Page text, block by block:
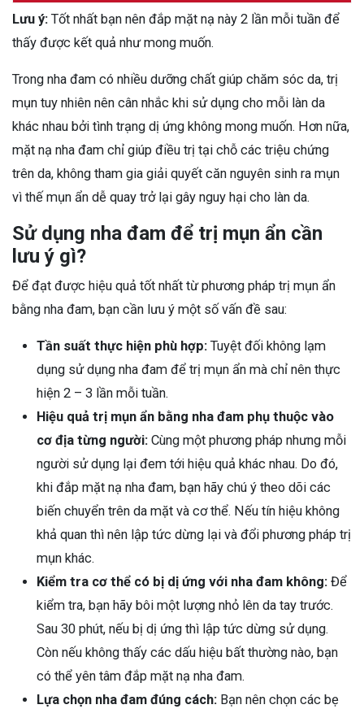
Lưu ý: Tốt nhất bạn nên đắp mặt nạ này 2 lần mỗi tuần để
thấy được kết quả như mong muốn.
Trong nha đam có nhiều dưỡng chất giúp chăm sóc da, trị
mụn tuy nhiên nên cân nhắc khi sử dụng cho mỗi làn da
khác nhau bởi tình trạng dị ứng không mong muốn. Hơn nữa,
mặt nạ nha đam chỉ giúp điều trị tại chỗ các triệu chứng
trên da, không tham gia giải quyết căn nguyên sinh ra mụn
vì thế mụn ẩn dễ quay trở lại gây nguy hại cho làn da.
Sử dụng nha đam để trị mụn ẩn cần
lưu ý gì?
Để đạt được hiệu quả tốt nhất từ phương pháp trị mụn ẩn
bằng nha đam, bạn cần lưu ý một số vấn đề sau:
Tần suất thực hiện phù hợp: Tuyệt đối không lạm
dụng sử dụng nha đam để trị mụn ẩn mà chỉ nên thực
hiện 2 – 3 lần mỗi tuần.
Hiệu quả trị mụn ẩn bằng nha đam phụ thuộc vào
cơ địa từng người: Cùng một phương pháp nhưng mỗi
người sử dụng lại đem tới hiệu quả khác nhau. Do đó,
khi đắp mặt nạ nha đam, bạn hãy chú ý theo dõi các
biến chuyển trên da mặt và cơ thể. Nếu tín hiệu không
khả quan thì nên lập tức dừng lại và đổi phương pháp trị
mụn khác.
Kiểm tra cơ thể có bị dị ứng với nha đam không: Để
kiểm tra, bạn hãy bôi một lượng nhỏ lên da tay trước.
Sau 30 phút, nếu bị dị ứng thì lập tức dừng sử dụng.
Còn nếu không thấy các dấu hiệu bất thường nào, bạn
có thể yên tâm đắp mặt nạ nha đam.
Lựa chọn nha đam đúng cách: Bạn nên chọn các bẹ